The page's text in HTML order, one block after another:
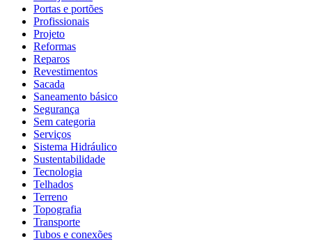
Portas e portões
Profissionais
Projeto
Reformas
Reparos
Revestimentos
Sacada
Saneamento básico
Segurança
Sem categoria
Serviços
Sistema Hidráulico
Sustentabilidade
Tecnologia
Telhados
Terreno
Topografia
Transporte
Tubos e conexões